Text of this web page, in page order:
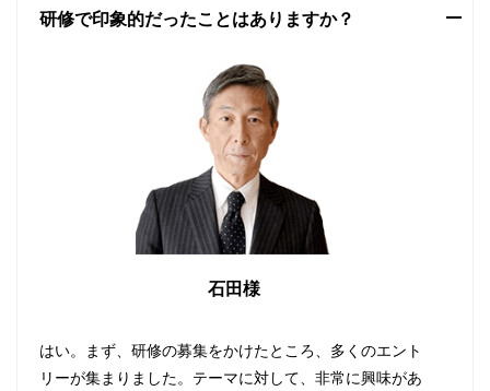
研修で印象的だったことはありますか？
石田様
はい。まず、研修の募集をかけたところ、多くのエント
リーが集まりました。テーマに対して、非常に興味があ